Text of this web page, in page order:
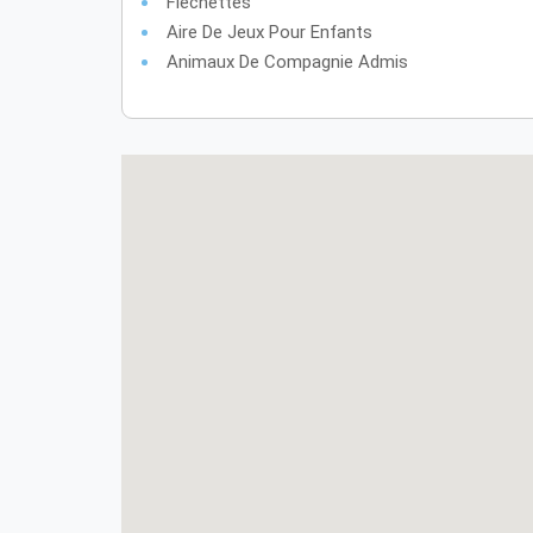
Aire De Jeux Pour Enfants
Animaux De Compagnie Admis